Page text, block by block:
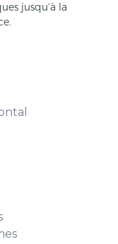
jusqu’à la